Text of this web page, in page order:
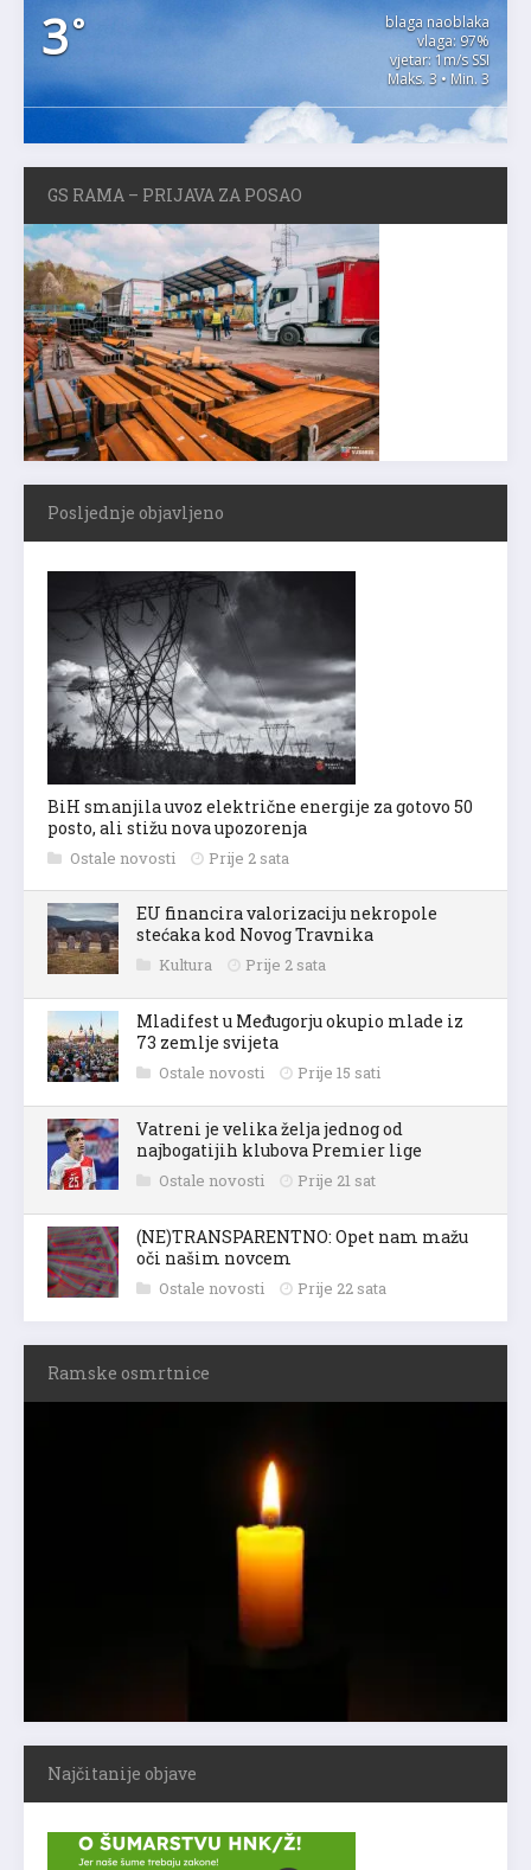
3°
blaga naoblaka
vlaga: 97%
vjetar: 1m/s SSI
Maks. 3 • Min. 3
GS RAMA – PRIJAVA ZA POSAO
Posljednje objavljeno
BiH smanjila uvoz električne energije za gotovo 50
posto, ali stižu nova upozorenja
Ostale novosti Prije 2 sata
EU financira valorizaciju nekropole
stećaka kod Novog Travnika
Kultura Prije 2 sata
Mladifest u Međugorju okupio mlade iz
73 zemlje svijeta
Ostale novosti Prije 15 sati
Vatreni je velika želja jednog od
najbogatijih klubova Premier lige
Ostale novosti Prije 21 sat
(NE)TRANSPARENTNO: Opet nam mažu
oči našim novcem
Ostale novosti Prije 22 sata
Ramske osmrtnice
Najčitanije objave